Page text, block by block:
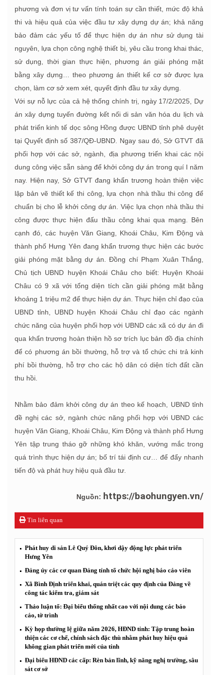
phương và đơn vị tư vấn tính toán sự cần thiết, mức độ khả
thi và hiệu quả của việc đầu tư xây dựng dự án; khả năng
bảo đảm các yếu tố để thực hiện dự án như sử dụng tài
nguyên, lựa chọn công nghệ thiết bị, yêu cầu trong khai thác,
sử dụng, thời gian thực hiện, phương án giải phóng mặt
bằng xây dựng… theo phương án thiết kế cơ sở được lựa
chọn, làm cơ sở xem xét, quyết định đầu tư xây dựng.
Với sự nỗ lực của cả hệ thống chính trị, ngày 17/2/2025, Dự
án xây dựng tuyến đường kết nối di sản văn hóa du lịch và
phát triển kinh tế dọc sông Hồng được UBND tỉnh phê duyệt
tại Quyết định số 387/QĐ-UBND. Ngay sau đó, Sở GTVT đã
phối hợp với các sở, ngành, địa phương triển khai các nội
dung công việc sẵn sàng để khởi công dự án trong quí I năm
nay. Hiện nay, Sở GTVT đang khẩn trương hoàn thiện việc
lập bản vẽ thiết kế thi công, lựa chọn nhà thầu thi công để
chuẩn bị cho lễ khởi công dự án. Việc lựa chọn nhà thầu thi
công được thực hiện đấu thầu công khai qua mạng. Bên
cạnh đó, các huyện Văn Giang, Khoái Châu, Kim Động và
thành phố Hưng Yên đang khẩn trương thực hiện các bước
giải phóng mặt bằng dự án. Đồng chí Phạm Xuân Thắng,
Chủ tịch UBND huyện Khoái Châu cho biết: Huyện Khoái
Châu có 9 xã với tổng diện tích cần giải phóng mặt bằng
khoảng 1 triệu m2 để thực hiện dự án. Thực hiện chỉ đạo của
UBND tỉnh, UBND huyện Khoái Châu chỉ đạo các ngành
chức năng của huyện phối hợp với UBND các xã có dự án đi
qua khẩn trương hoàn thiện hồ sơ trích lục bản đồ địa chính
để có phương án bồi thường, hỗ trợ và tổ chức chi trả kinh
phí bồi thường, hỗ trợ cho các hộ dân có diện tích đất cần
thu hồi.
Nhằm bảo đảm khởi công dự án theo kế hoạch, UBND tỉnh
đề nghị các sở, ngành chức năng phối hợp với UBND các
huyện Văn Giang, Khoái Châu, Kim Động và thành phố Hưng
Yên tập trung tháo gỡ những khó khăn, vướng mắc trong
quá trình thực hiện dự án; bố trí tái định cư… để đẩy nhanh
tiến độ và phát huy hiệu quả đầu tư.
Nguồn: https://baohungyen.vn/
Tin liên quan
Phát huy di sản Lê Quý Đôn, khơi dậy động lực phát triển
Hưng Yên
Đảng ủy các cơ quan Đảng tỉnh tổ chức hội nghị báo cáo viên
Xã Bình Định triển khai, quán triệt các quy định của Đảng về
công tác kiểm tra, giám sát
Thảo luận tổ: Đại biểu thống nhất cao với nội dung các báo
cáo, tờ trình
Kỳ họp thường lệ giữa năm 2026, HĐND tỉnh: Tập trung hoàn
thiện các cơ chế, chính sách đặc thù nhằm phát huy hiệu quả
không gian phát triển mới của tỉnh
Đại biểu HĐND các cấp: Rèn bản lĩnh, kỹ năng nghị trường, sâu
sát cơ sở